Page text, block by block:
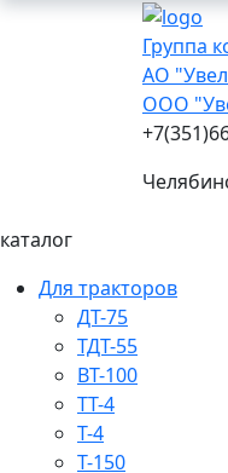
Группа
АО
ООО
каталог
Для тракторов
ДТ-75
ТДТ-55
ВТ-100
ТТ-4
Т-4
Т-150